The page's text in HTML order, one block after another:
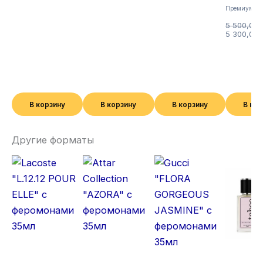
В корзину В корзину В корзину
5 500,00
5 300,00
В
Другие форматы